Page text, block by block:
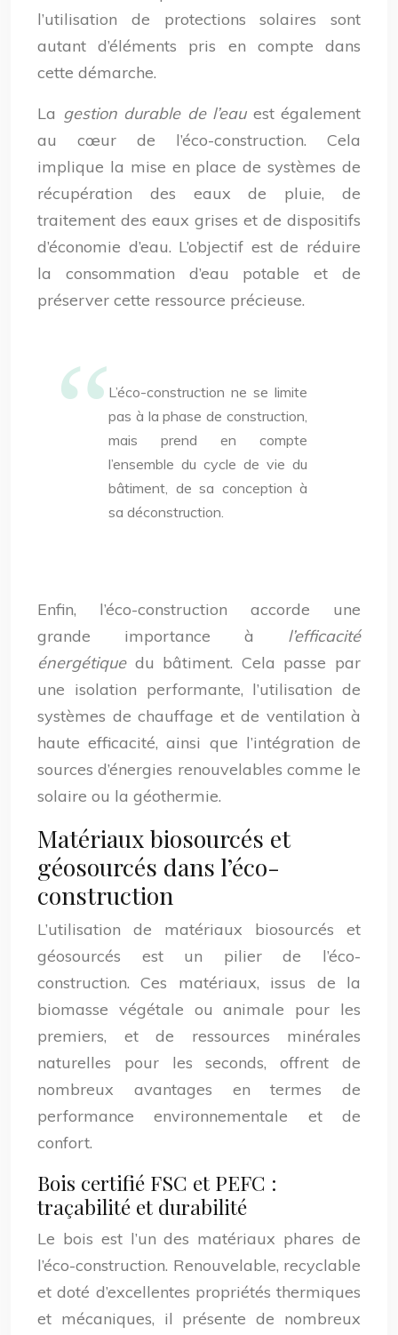
l’utilisation de protections solaires sont
autant d’éléments pris en compte dans
cette démarche.
La gestion durable de l’eau est également
au cœur de l’éco-construction. Cela
implique la mise en place de systèmes de
récupération des eaux de pluie, de
traitement des eaux grises et de dispositifs
d’économie d’eau. L’objectif est de réduire
la consommation d’eau potable et de
préserver cette ressource précieuse.
L’éco-construction ne se limite
pas à la phase de construction,
mais prend en compte
l’ensemble du cycle de vie du
bâtiment, de sa conception à
sa déconstruction.
Enfin, l’éco-construction accorde une
grande importance à l’efficacité
énergétique du bâtiment. Cela passe par
une isolation performante, l’utilisation de
systèmes de chauffage et de ventilation à
haute efficacité, ainsi que l’intégration de
sources d’énergies renouvelables comme le
solaire ou la géothermie.
Matériaux biosourcés et
géosourcés dans l’éco-
construction
L’utilisation de matériaux biosourcés et
géosourcés est un pilier de l’éco-
construction. Ces matériaux, issus de la
biomasse végétale ou animale pour les
premiers, et de ressources minérales
naturelles pour les seconds, offrent de
nombreux avantages en termes de
performance environnementale et de
confort.
Bois certifié FSC et PEFC :
traçabilité et durabilité
Le bois est l’un des matériaux phares de
l’éco-construction. Renouvelable, recyclable
et doté d’excellentes propriétés thermiques
et mécaniques, il présente de nombreux